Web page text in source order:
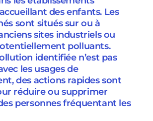
des enfants. Les
sont situés sur ou à
sites industriels ou
polluants.
identifiée n’est pas
les usages de
des actions rapides sont
réduire ou supprimer
personnes fréquentant les